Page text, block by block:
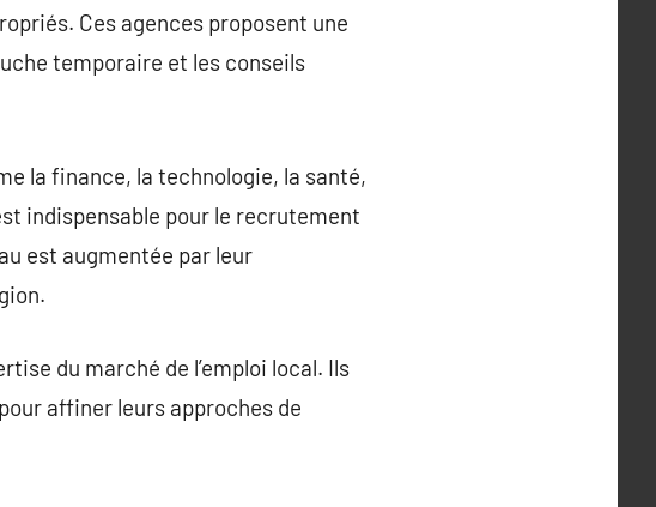
Ces agences proposent une
temporaire et les conseils
la finance, la technologie, la santé,
indispensable pour le recrutement
est augmentée par leur
du marché de l’emploi local. Ils
affiner leurs approches de